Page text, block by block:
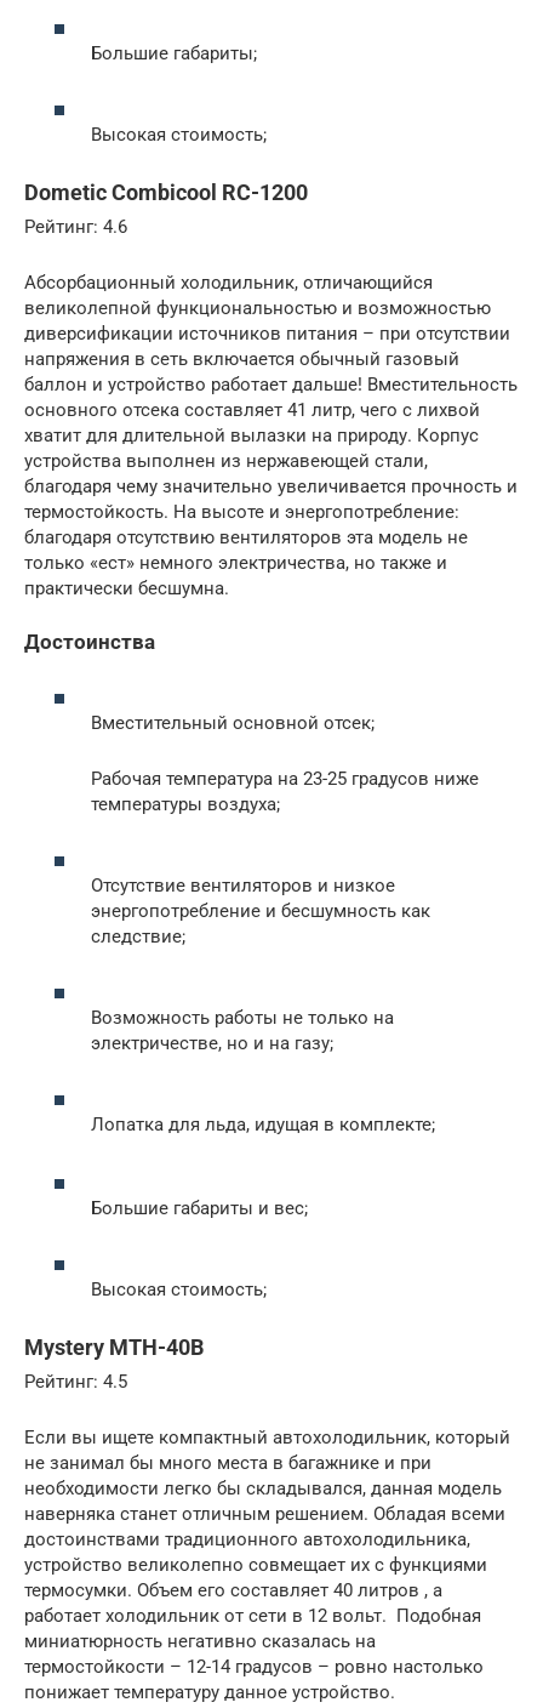
Большие габариты;
Высокая стоимость;
Dometic Combicool RC-1200
Рейтинг: 4.6
Абсорбационный холодильник, отличающийся
великолепной функциональностью и возможностью
диверсификации источников питания – при отсутствии
напряжения в сеть включается обычный газовый
баллон и устройство работает дальше! Вместительность
основного отсека составляет 41 литр, чего с лихвой
хватит для длительной вылазки на природу. Корпус
устройства выполнен из нержавеющей стали,
благодаря чему значительно увеличивается прочность и
термостойкость. На высоте и энергопотребление:
благодаря отсутствию вентиляторов эта модель не
только «ест» немного электричества, но также и
практически бесшумна.
Достоинства
Вместительный основной отсек;
Рабочая температура на 23-25 градусов ниже
температуры воздуха;
Отсутствие вентиляторов и низкое
энергопотребление и бесшумность как
следствие;
Возможность работы не только на
электричестве, но и на газу;
Лопатка для льда, идущая в комплекте;
Большие габариты и вес;
Высокая стоимость;
Mystery MTH-40B
Рейтинг: 4.5
Если вы ищете компактный автохолодильник, который
не занимал бы много места в багажнике и при
необходимости легко бы складывался, данная модель
наверняка станет отличным решением. Обладая всеми
достоинствами традиционного автохолодильника,
устройство великолепно совмещает их с функциями
термосумки. Объем его составляет 40 литров , а
работает холодильник от сети в 12 вольт. Подобная
миниатюрность негативно сказалась на
термостойкости – 12-14 градусов – ровно настолько
понижает температуру данное устройство.